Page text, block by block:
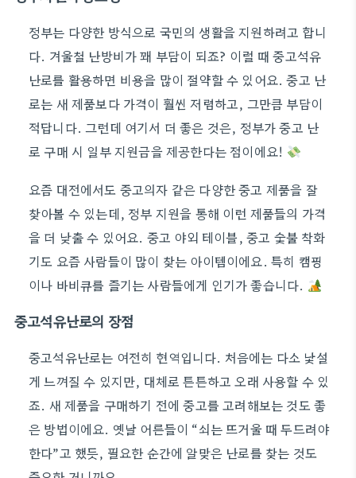
정부는 다양한 방식으로 국민의 생활을 지원하려고 합니
다. 겨울철 난방비가 꽤 부담이 되죠? 이럴 때 중고석유
난로를 활용하면 비용을 많이 절약할 수 있어요. 중고 난
로는 새 제품보다 가격이 훨씬 저렴하고, 그만큼 부담이
적답니다. 그런데 여기서 더 좋은 것은, 정부가 중고 난
로 구매 시 일부 지원금을 제공한다는 점이에요!
요즘 대전에서도 중고의자 같은 다양한 중고 제품을 잘
찾아볼 수 있는데, 정부 지원을 통해 이런 제품들의 가격
을 더 낮출 수 있어요. 중고 야외 테이블, 중고 숯불 착화
기도 요즘 사람들이 많이 찾는 아이템이에요. 특히 캠핑
이나 바비큐를 즐기는 사람들에게 인기가 좋습니다.
중고석유난로의 장점
중고석유난로는 여전히 현역입니다. 처음에는 다소 낯설
게 느껴질 수 있지만, 대체로 튼튼하고 오래 사용할 수 있
죠. 새 제품을 구매하기 전에 중고를 고려해보는 것도 좋
은 방법이에요. 옛날 어른들이 “쇠는 뜨거울 때 두드려야
한다”고 했듯, 필요한 순간에 알맞은 난로를 찾는 것도